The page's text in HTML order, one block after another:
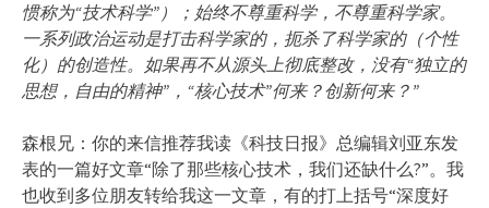
惯称为“技术科学”）；始终不尊重科学，不尊重科学家。
一系列政治运动是打击科学家的，扼杀了科学家的（个性
化）的创造性。如果再不从源头上彻底整改，没有“独立的
思想，自由的精神”，“核心技术”何来？创新何来？”
森根兄：你的来信推荐我读《科技日报》总编辑刘亚东发
表的一篇好文章“除了那些核心技术，我们还缺什么?”。我
也收到多位朋友转给我这一文章，有的打上括号“深度好